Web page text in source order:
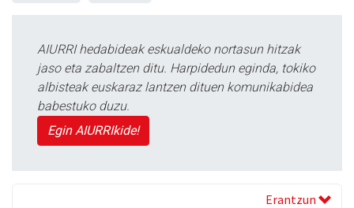
AIURRI hedabideak eskualdeko nortasun hitzak
jaso eta zabaltzen ditu. Harpidedun eginda, tokiko
albisteak euskaraz lantzen dituen komunikabidea
babestuko duzu.
Egin AIURRIkide!
Erantzun